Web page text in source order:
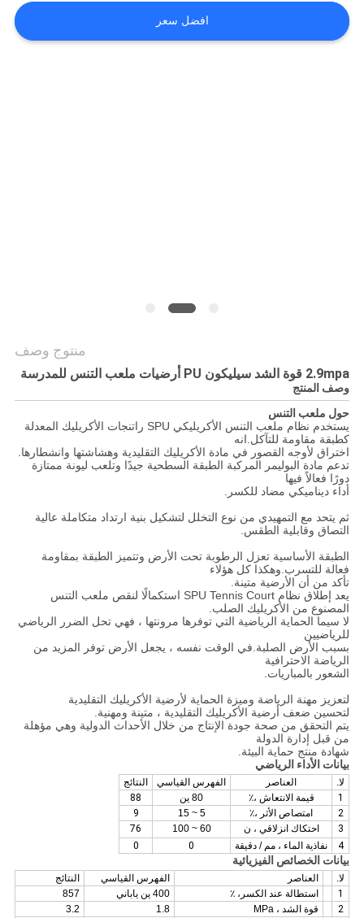
PRIVACY
POLICY
افضل سعر
منتوج وصف
2.9mpa قوة الشد سيليكون PU أرضيات ملعب التنس للمدرسة
وصف المنتج
حول ملعب التنس
يستخدم نظام ملعب التنس الأكريليكي SPU راتنجات الأكريليك المعدلة
كطبقة مقاومة للتآكل.انه
اختراق لأوجه القصور في مادة الأكريليك التقليدية وهشاشتها وانشطارها.
تدعم مادة البوليمر المركبة الطبقة السطحية جيدًا وتلعب ليونة ممتازة
دورًا فعالاً فيها
أداء ديناميكي مضاد للكسر.
ثم يتحد مع التمهيدي من نوع التخلل لتشكيل بنية ارتداد متكاملة عالية
التصاق وقابلية الطقس.
الطبقة الأساسية تعزل الرطوبة تحت الأرض وتتميز الطبقة بمقاومة
فعالة للتسرب.وهكذا كل هؤلاء
تأكد من أن الأرضية متينة.
يعد إطلاق نظام SPU Tennis Court استكمالًا لنقص ملعب التنس
المصنوع من الأكريليك الصلب.
لا سيما الحماية الرياضية التي توفرها مرونتها ، فهي تحل الضرر الرياضي
للرياضيين
بسبب الأرض الصلبة.في الوقت نفسه ، يجعل الأرض توفر المزيد من
الرياضة الاحترافية
الشعور بالمباريات.
لتعزيز مهنة الرياضة وميزة الحماية لأرضية الأكريليك التقليدية
لتحسين ضعف أرضية الأكريليك التقليدية ، متينة ومهنية.
يتم التحقق من صحة جودة الإنتاج من خلال الأحداث الدولية وهي مؤهلة
من قبل إدارة الدولة
شهادة منتج حماية البيئة.
بيانات الأداء الرياضي
العناصر الفهرس القياسي
النتائج
قيمة الانتعاش ،٪ 80 ين
88
امتصاص الأثر ،٪
احتكاك انزلاقي ، ن 60 ~ 100
76
نفاذية الماء ، مم / دقيقة
بيانات الخصائص الفيزيائية
العناصر الفهرس القياسي
النتائج
استطالة عند الكسر، ٪ 400 ين ياباني
857
قوة الشد ، MPa 1.8
3.2